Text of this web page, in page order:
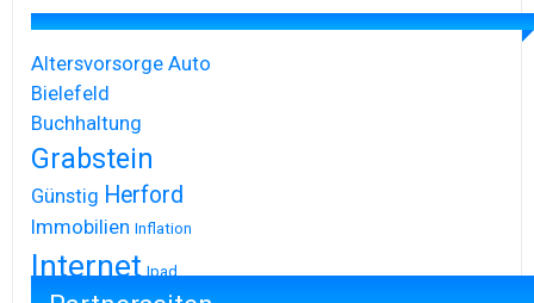
Altersvorsorge Auto
Bielefeld
Buchhaltung
Grabstein
Günstig Herford
Immobilien Inflation
Internet Ipad